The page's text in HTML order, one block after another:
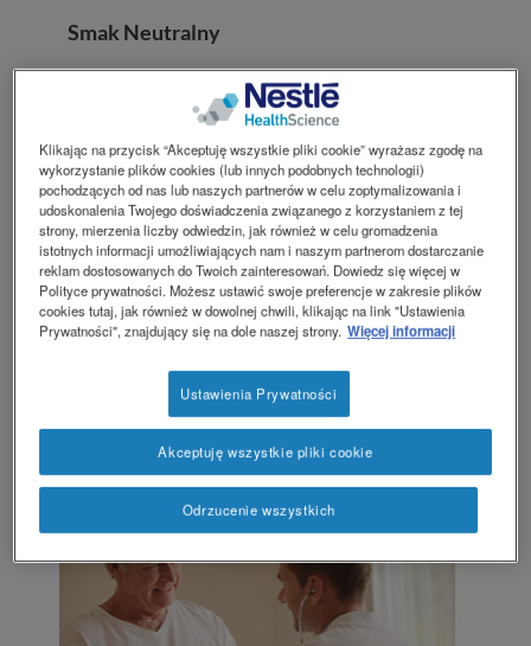
Smak Neutralny
Cechy produktu
Novasource Gi Balance to kompletna pod
względem odżywczym dietaze specjalnym
profilem węglowodanów, z dodatkiem
rozpuszczalnego błonnika PHGG.
Do postępowania w
stanach niedożywienia
i/lub ryzyka
niedożywienia, np.:
Klikając na przycisk “Akceptuję wszystkie pliki cookie” wyrażasz zgodę na
wykorzystanie plików cookies (lub innych podobnych technologii)
pochodzących od nas lub naszych partnerów w celu zoptymalizowania i
udoskonalenia Twojego doświadczenia związanego z korzystaniem z tej
strony, mierzenia liczby odwiedzin, jak również w celu gromadzenia
istotnych informacji umożliwiających nam i naszym partnerom dostarczanie
reklam dostosowanych do Twoich zainteresowań. Dowiedz się więcej w
Polityce prywatności. Możesz ustawić swoje preferencje w zakresie plików
cookies tutaj, jak również w dowolnej chwili, klikając na link "Ustawienia
Prywatności", znajdujący się na dole naszej strony. Więcej informacji
Ustawienia Prywatności
Odrzucenie wszystkich
Akceptuję wszystkie pliki cookie